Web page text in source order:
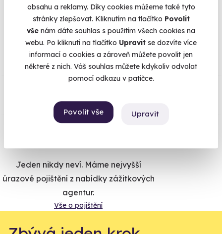
obsahu a reklamy. Díky cookies můžeme také tyto
stránky zlepšovat. Kliknutím na tlačítko Povolit
vše nám dáte souhlas s použitím všech cookies na
webu. Po kliknutí na tlačítko Upravit se dozvíte více
informací o cookies a zároveň můžete povolit jen
některé z nich. Váš souhlas můžete kdykoliv odvolat
pomocí odkazu v patičce.
Povolit vše Upravit
Naheureka.czmáme
96% spokojenost zákazníků.
Co si o nás myslí
Zobraz ohlasy
Jeden nikdy neví. Máme nejvyšší
úrazové pojištění z nabídky zážitkových
agentur.
Vše o pojištění